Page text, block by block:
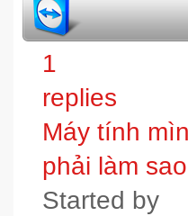
hỏi đáp
1
replies
Máy tính
phải làm
Started by